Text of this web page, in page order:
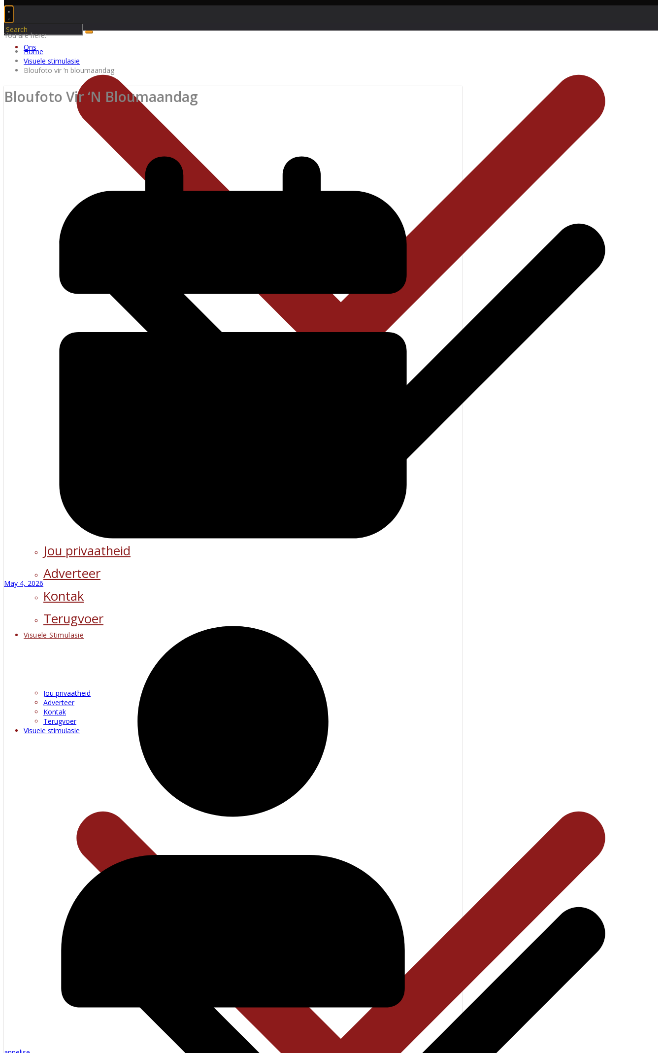
Jou privaatheid
Adverteer
Kontak
Terugvoer
Visuele Stimulasie
Ons
Jou privaatheid
Adverteer
Kontak
Terugvoer
Visuele stimulasie
You are here:
Home
Visuele stimulasie
Bloufoto vir ‘n bloumaandag
Bloufoto Vir ‘n Bloumaandag
May 4, 2026